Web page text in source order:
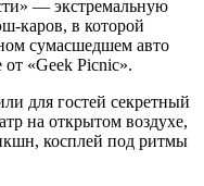
— экстремальную
каров, в которой
сумасшедшем авто
от «Geek Picnic».
для гостей секретный
на открытом воздухе,
косплей под ритмы